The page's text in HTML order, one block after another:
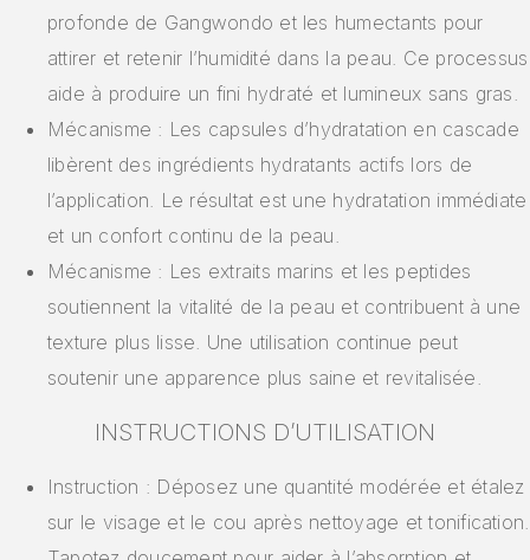
profonde de Gangwondo et les humectants pour
attirer et retenir l’humidité dans la peau. Ce processus
aide à produire un fini hydraté et lumineux sans gras.
Mécanisme : Les capsules d’hydratation en cascade
libèrent des ingrédients hydratants actifs lors de
l’application. Le résultat est une hydratation immédiate
et un confort continu de la peau.
Mécanisme : Les extraits marins et les peptides
soutiennent la vitalité de la peau et contribuent à une
texture plus lisse. Une utilisation continue peut
soutenir une apparence plus saine et revitalisée.
INSTRUCTIONS D’UTILISATION
Instruction : Déposez une quantité modérée et étalez
sur le visage et le cou après nettoyage et tonification.